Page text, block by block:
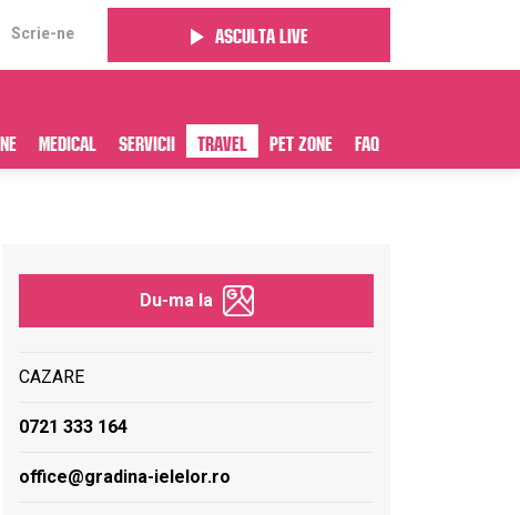
Scrie-ne Asculta live
Medical Servicii Travel Pet Zone FAQ
Du-ma la
CAZARE
0721 333 164
office@gradina-ielelor.ro